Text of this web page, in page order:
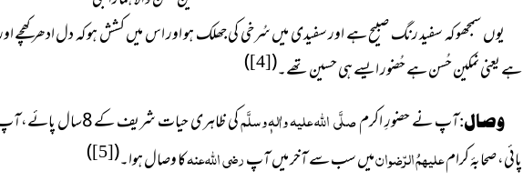
یوں سمجھو کہ سفید رنگ صبیح ہے اور سفیدی میں سُرخی کی جھلک ہو اور اس میں کشش ہو کہ دل ادھر کھچے
ہے یعنی نمکین حُسن ہے حُضور ایسے ہی حسین تھے۔(
[4]
)
وصال:آپ نے حضورِ اکرمصلَّی اللہ علیہ واٰلہٖ وسلَّم
پائی، صحابۂ کرامعلیہمُ الرّضوانمیں سب سے آخر میں آپرضی اللہ عنہکا وصال ہوا۔(
[5]
)